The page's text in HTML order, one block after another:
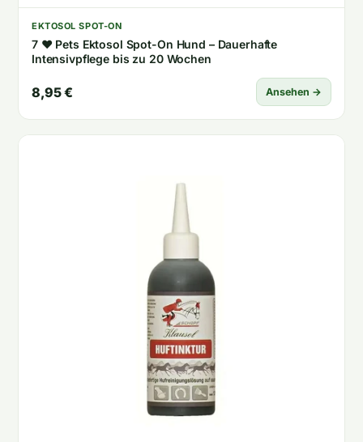
EKTOSOL SPOT-ON
7 ♥ Pets Ektosol Spot-On Hund – Dauerhafte
Intensivpflege bis zu 20 Wochen
8,95 € Ansehen →